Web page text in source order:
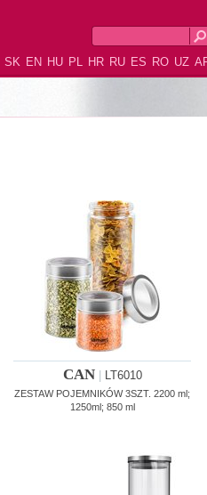
SK EN HU PL HR RU ES RO UZ
CAN LT6010
ZESTAW POJEMNIKÓW 3SZT. 2200 ml;
1250ml; 850 ml